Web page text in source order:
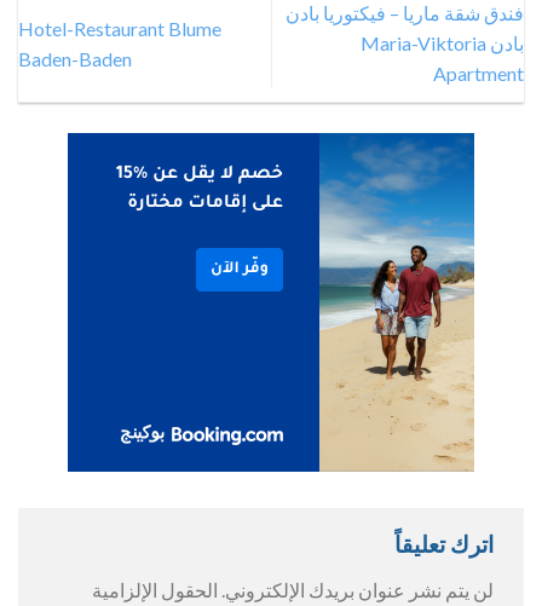
فندق شقة ماريا – فيكتوريا بادن
بادن Maria-Viktoria
Apartment
Hotel-Restaurant Blume
Baden-Baden
اترك تعليقاً
لن يتم نشر عنوان بريدك الإلكتروني. الحقول الإلزامية